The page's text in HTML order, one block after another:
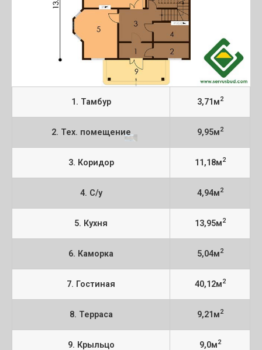
1. Тамбур 3,71м2
2. Тех. помещение 9,95м2
3. Коридор 11,18м2
4. С/у 4,94м2
5. Кухня 13,95м2
6. Каморка 5,04м2
7. Гостиная 40,12м2
8. Терраса 9,21м2
9. Крыльцо 9,0м2